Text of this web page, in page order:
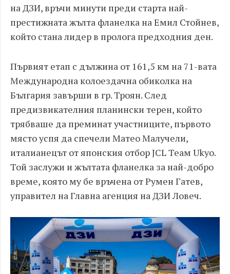
на ДЗИ, връчи минути преди старта най-
престижната жълта фланелка на Емил Стойнев,
който стана лидер в пролога предходния ден.
Първият етап с дължина от 161,5 км на 71-вата
Международна колоездачна обиколка на
България завърши в гр. Троян. След
предизвикателния планински терен, който
трябваше да преминат участниците, първото
място успя да спечели Матео Малучели,
италианецът от японския отбор JCL Теам Ukyo.
Той заслужи и жълтата фланелка за най-добро
време, която му бе връчена от Румен Гатев,
управител на Главна агенция на ДЗИ Ловеч.